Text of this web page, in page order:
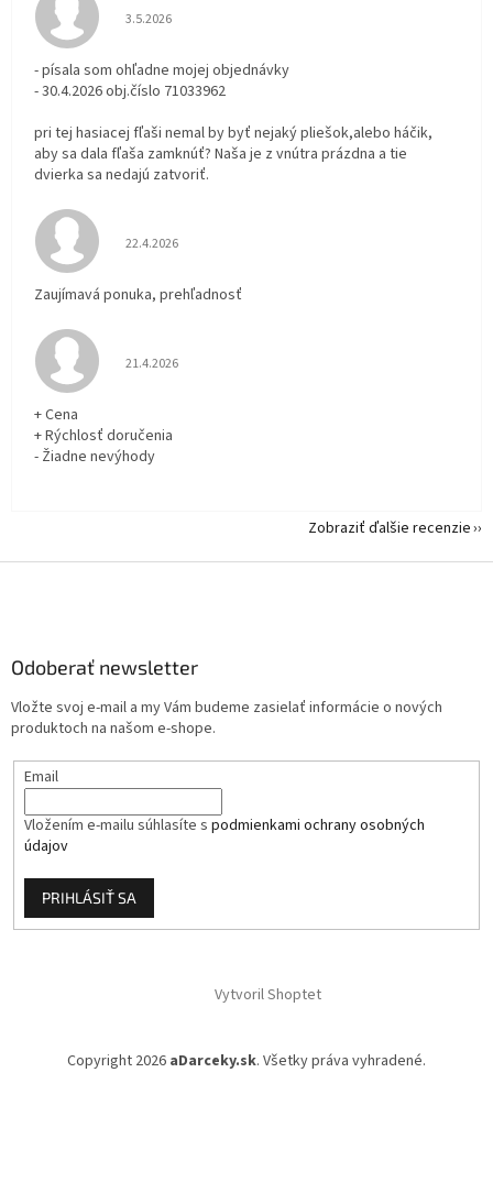
Hodnotenie obchodu je 3 z 5 hviezdičiek.
3.5.2026
- písala som ohľadne mojej objednávky
- 30.4.2026 obj.číslo 71033962
pri tej hasiacej fľaši nemal by byť nejaký pliešok,alebo háčik,
aby sa dala fľaša zamknúť? Naša je z vnútra prázdna a tie
dvierka sa nedajú zatvoriť.
Hodnotenie obchodu je 5 z 5 hviezdičiek.
22.4.2026
Zaujímavá ponuka, prehľadnosť
Hodnotenie obchodu je 5 z 5 hviezdičiek.
21.4.2026
+ Cena
+ Rýchlosť doručenia
- Žiadne nevýhody
Zobraziť ďalšie recenzie
Odoberať newsletter
Vložte svoj e-mail a my Vám budeme zasielať informácie o nových
produktoch na našom e-shope.
Email
Vložením e-mailu súhlasíte s podmienkami ochrany osobných
údajov
PRIHLÁSIŤ SA
Vytvoril Shoptet
Copyright 2026 aDarceky.sk. Všetky práva vyhradené.